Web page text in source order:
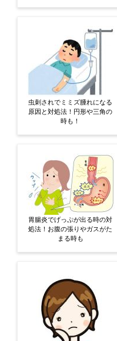
虫刺されでミミズ腫れになる
原因と対処法！円形や三角の
時も！
胃腸炎でげっぷが出る時の対
処法！お腹の張りやガスがた
まる時も